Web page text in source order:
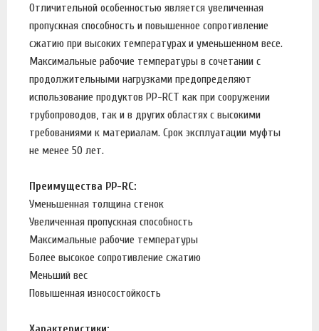
Отличительной особенностью является увеличенная
пропускная способность и повышенное сопротивление
сжатию при высоких температурах и уменьшенном весе.
Максимальные рабочие температуры в сочетании с
продолжительными нагрузками предопределяют
использование продуктов PP-RCT как при сооружении
трубопроводов, так и в других областях с высокими
требованиями к материалам. Срок эксплуатации муфты
не менее 50 лет.
Преимущества PP-RC:
Уменьшенная толщина стенок
Увеличенная пропускная способность
Максимальные рабочие температуры
Более высокое сопротивление сжатию
Меньший вес
Повышенная износостойкость